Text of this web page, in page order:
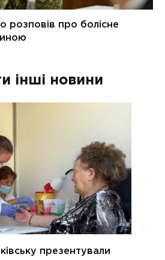
інші новини
презентували